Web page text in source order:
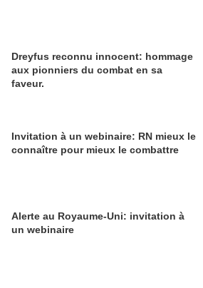
Dreyfus reconnu innocent: hommage
aux pionniers du combat en sa
faveur.
Invitation à un webinaire: RN mieux le
connaître pour mieux le combattre
Alerte au Royaume-Uni: invitation à
un webinaire